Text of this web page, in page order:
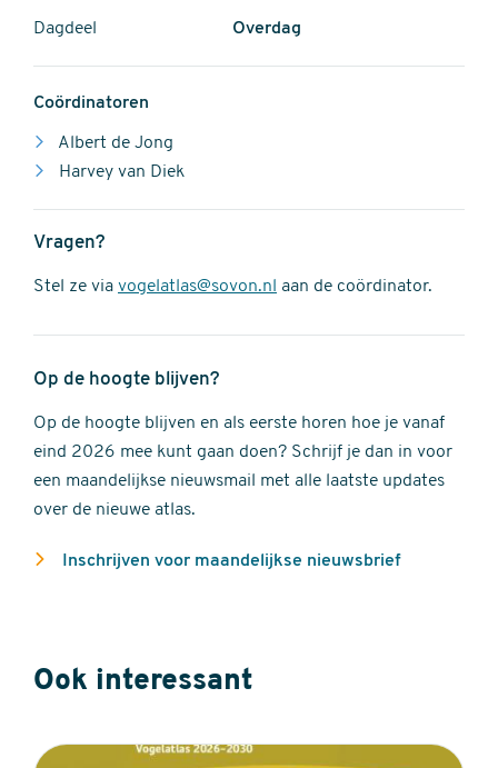
Dagdeel Overdag
Coördinatoren
Albert de Jong
Harvey van Diek
Vragen?
Stel ze via vogelatlas@sovon.nl aan de coördinator.
Op de hoogte blijven?
Op de hoogte blijven en als eerste horen hoe je vanaf
eind 2026 mee kunt gaan doen? Schrijf je dan in voor
een maandelijkse nieuwsmail met alle laatste updates
over de nieuwe atlas.
Inschrijven voor maandelijkse nieuwsbrief
Ook interessant